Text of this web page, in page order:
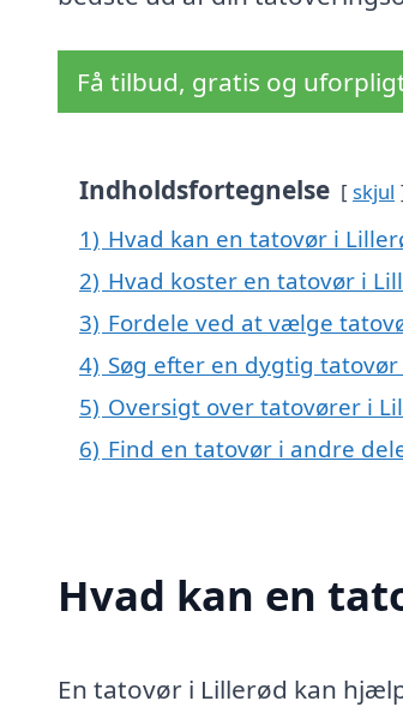
Få tilbud, gratis og
Indholdsfortegnelse skjul
1) Hvad kan en tatovør i
2) Hvad koster en tatovør i
3) Fordele ved at vælge
4) Søg efter en dygtig
5) Oversigt over tatovører i
6) Find en tatovør i andre
Hvad kan en
En tatovør i Lillerød kan